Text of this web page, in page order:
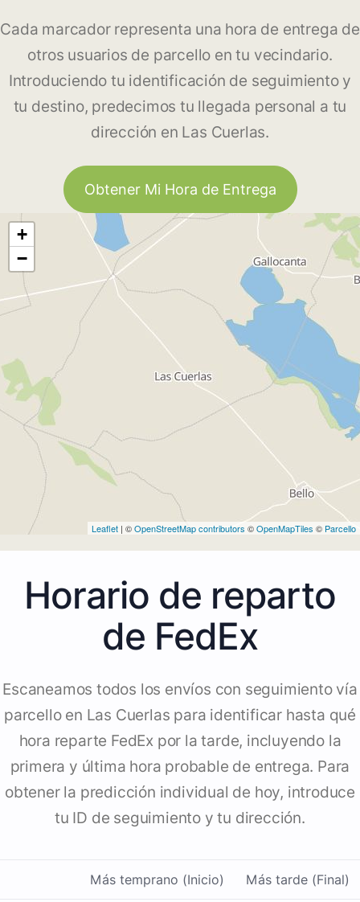
Cada marcador representa una hora de entrega de
otros usuarios de parcello en tu vecindario.
Introduciendo tu identificación de seguimiento y
tu destino, predecimos tu llegada personal a tu
dirección en Las Cuerlas.
Obtener Mi Hora de Entrega
+
−
Leaflet | ©OpenStreetMap contributors ©OpenMapTiles © Parcello
Horario de reparto
de FedEx
Escaneamos todos los envíos con seguimiento vía
parcello en Las Cuerlas para identificar hasta qué
hora reparte FedEx por la tarde, incluyendo la
primera y última hora probable de entrega. Para
obtener la predicción individual de hoy, introduce
tu ID de seguimiento y tu dirección.
Más temprano (Inicio) Más tarde (Final)